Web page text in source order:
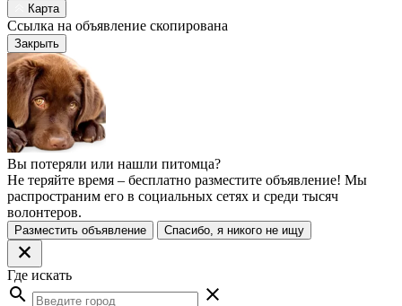
Карта
Ссылка на объявление скопирована
Закрыть
Вы потеряли или нашли питомца?
Не теряйте время – бесплатно разместите объявление! Мы
распространим его в социальных сетях и среди тысяч
волонтеров.
Разместить объявление Спасибо, я никого не ищу
Где искать
search close